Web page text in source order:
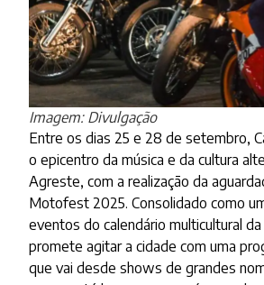
Imagem: Divulgação
Entre os dias 25 e 28 de setembro,
o epicentro da música e da cultura
Agreste, com a realização da
Motofest 2025. Consolidado como
eventos do calendário multicultural
promete agitar a cidade com uma
que vai desde shows de grandes